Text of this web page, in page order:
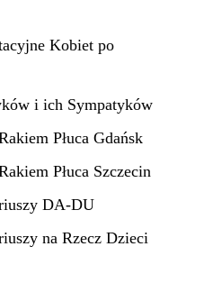
Kobiet po
i ich Sympatyków
Płuca Gdańsk
Płuca Szczecin
DA-DU
na Rzecz Dzieci